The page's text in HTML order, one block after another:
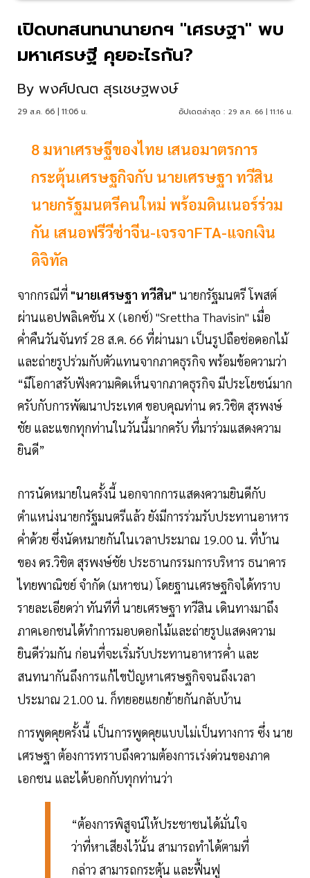
เปิดบทสนทนานายกฯ "เศรษฐา" พบ
มหาเศรษฐี คุยอะไรกัน?
By พงศ์ปณต สุรเชษฐพงษ์
29 ส.ค. 66 | 11:06 น. อัปเดตล่าสุด : 29 ส.ค. 66 | 11:16 น.
8 มหาเศรษฐีของไทย เสนอมาตรการ
กระตุ้นเศรษฐกิจกับ นายเศรษฐา ทวีสิน
นายกรัฐมนตรีคนใหม่ พร้อมดินเนอร์ร่วม
กัน เสนอฟรีวีซ่าจีน-เจรจาFTA-แจกเงิน
ดิจิทัล
จากกรณีที่ "นายเศรษฐา ทวีสิน" นายกรัฐมนตรี โพสต์
ผ่านแอปพลิเคชัน X (เอกซ์) "Srettha Thavisin" เมื่อ
ค่ำคืนวันจันทร์ 28 ส.ค. 66 ที่ผ่านมา เป็นรูปถือช่อดอกไม้
และถ่ายรูปร่วมกับตัวแทนจากภาคธุรกิจ พร้อมข้อความว่า
“มีโอกาสรับฟังความคิดเห็นจากภาคธุรกิจ มีประโยชน์มาก
ครับกับการพัฒนาประเทศ ขอบคุณท่าน ดร.วิชิต สุรพงษ์
ชัย และแขกทุกท่านในวันนี้มากครับ ที่มาร่วมแสดงความ
ยินดี”
การนัดหมายในครั้งนี้ นอกจากการแสดงความยินดีกับ
ตำแหน่งนายกรัฐมนตรีแล้ว ยังมีการร่วมรับประทานอาหาร
ค่ำด้วย ซึ่งนัดหมายกันในเวลาประมาณ 19.00 น. ที่บ้าน
ของ ดร.วิชิต สุรพงษ์ชัย ประธานกรรมการบริหาร ธนาคาร
ไทยพาณิชย์ จำกัด (มหาชน) โดยฐานเศรษฐกิจได้ทราบ
รายละเอียดว่า ทันทีที่ นายเศรษฐา ทวีสิน เดินทางมาถึง
ภาคเอกชนได้ทำการมอบดอกไม้และถ่ายรูปแสดงความ
ยินดีร่วมกัน ก่อนที่จะเริ่มรับประทานอาหารค่ำ และ
สนทนากันถึงการแก้ไขปัญหาเศรษฐกิจจนถึงเวลา
ประมาณ 21.00 น. ก็ทยอยแยกย้ายกันกลับบ้าน
การพูดคุยครั้งนี้ เป็นการพูดคุยแบบไม่เป็นทางการ ซึ่ง นาย
เศรษฐา ต้องการทราบถึงความต้องการเร่งด่วนของภาค
เอกชน และได้บอกกับทุกท่านว่า
“ต้องการพิสูจน์ให้ประชาชนได้มั่นใจ
ว่าที่หาเสียงไว้นั้น สามารถทำได้ตามที่
กล่าว สามารถกระตุ้น และฟื้นฟู